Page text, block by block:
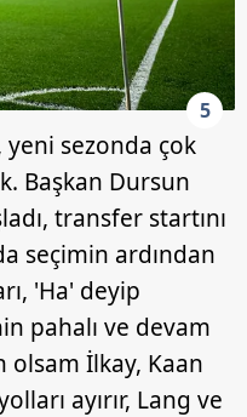
5
yeni sezonda çok
Başkan Dursun
transfer startını
seçimin ardından
'Ha' deyip
pahalı ve devam
olsam İlkay, Kaan
ayırır, Lang ve